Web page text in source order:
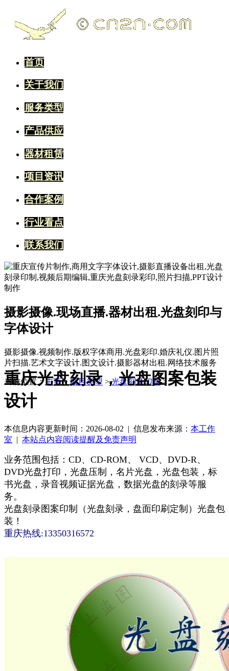
首页
关于我们
服务类型
产品供应
器材租赁
项目资讯
合作案例
行业看点
联系我们
摄影摄像.现场直播.器材出租.光盘刻印与
字体设计
摄影摄像.视频制作.版权字体商用.光盘彩印.婚庆礼仪.图片照
片扫描.艺术文字设计.图文设计.摄影器材出租.网络技术服务
当前位置：主页>项目类型 >光盘刻录印制>
重庆光盘刻录，光盘图案包装
设计
本信息内容更新时间：2026-08-02 | 信息发布来源： 本工作
室 | 本站点内容阅读提醒及免责声明
业务范围包括：CD、CD-ROM、 VCD、DVD-R、
DVD光盘打印，光盘压制，名片光盘，光盘包装，标
书光盘，录音视频证据光盘，数据光盘的刻录等服
务。
光盘刻录图案印制（光盘刻录，盘面印刷定制）光盘包
装！
重庆热线:13350316572